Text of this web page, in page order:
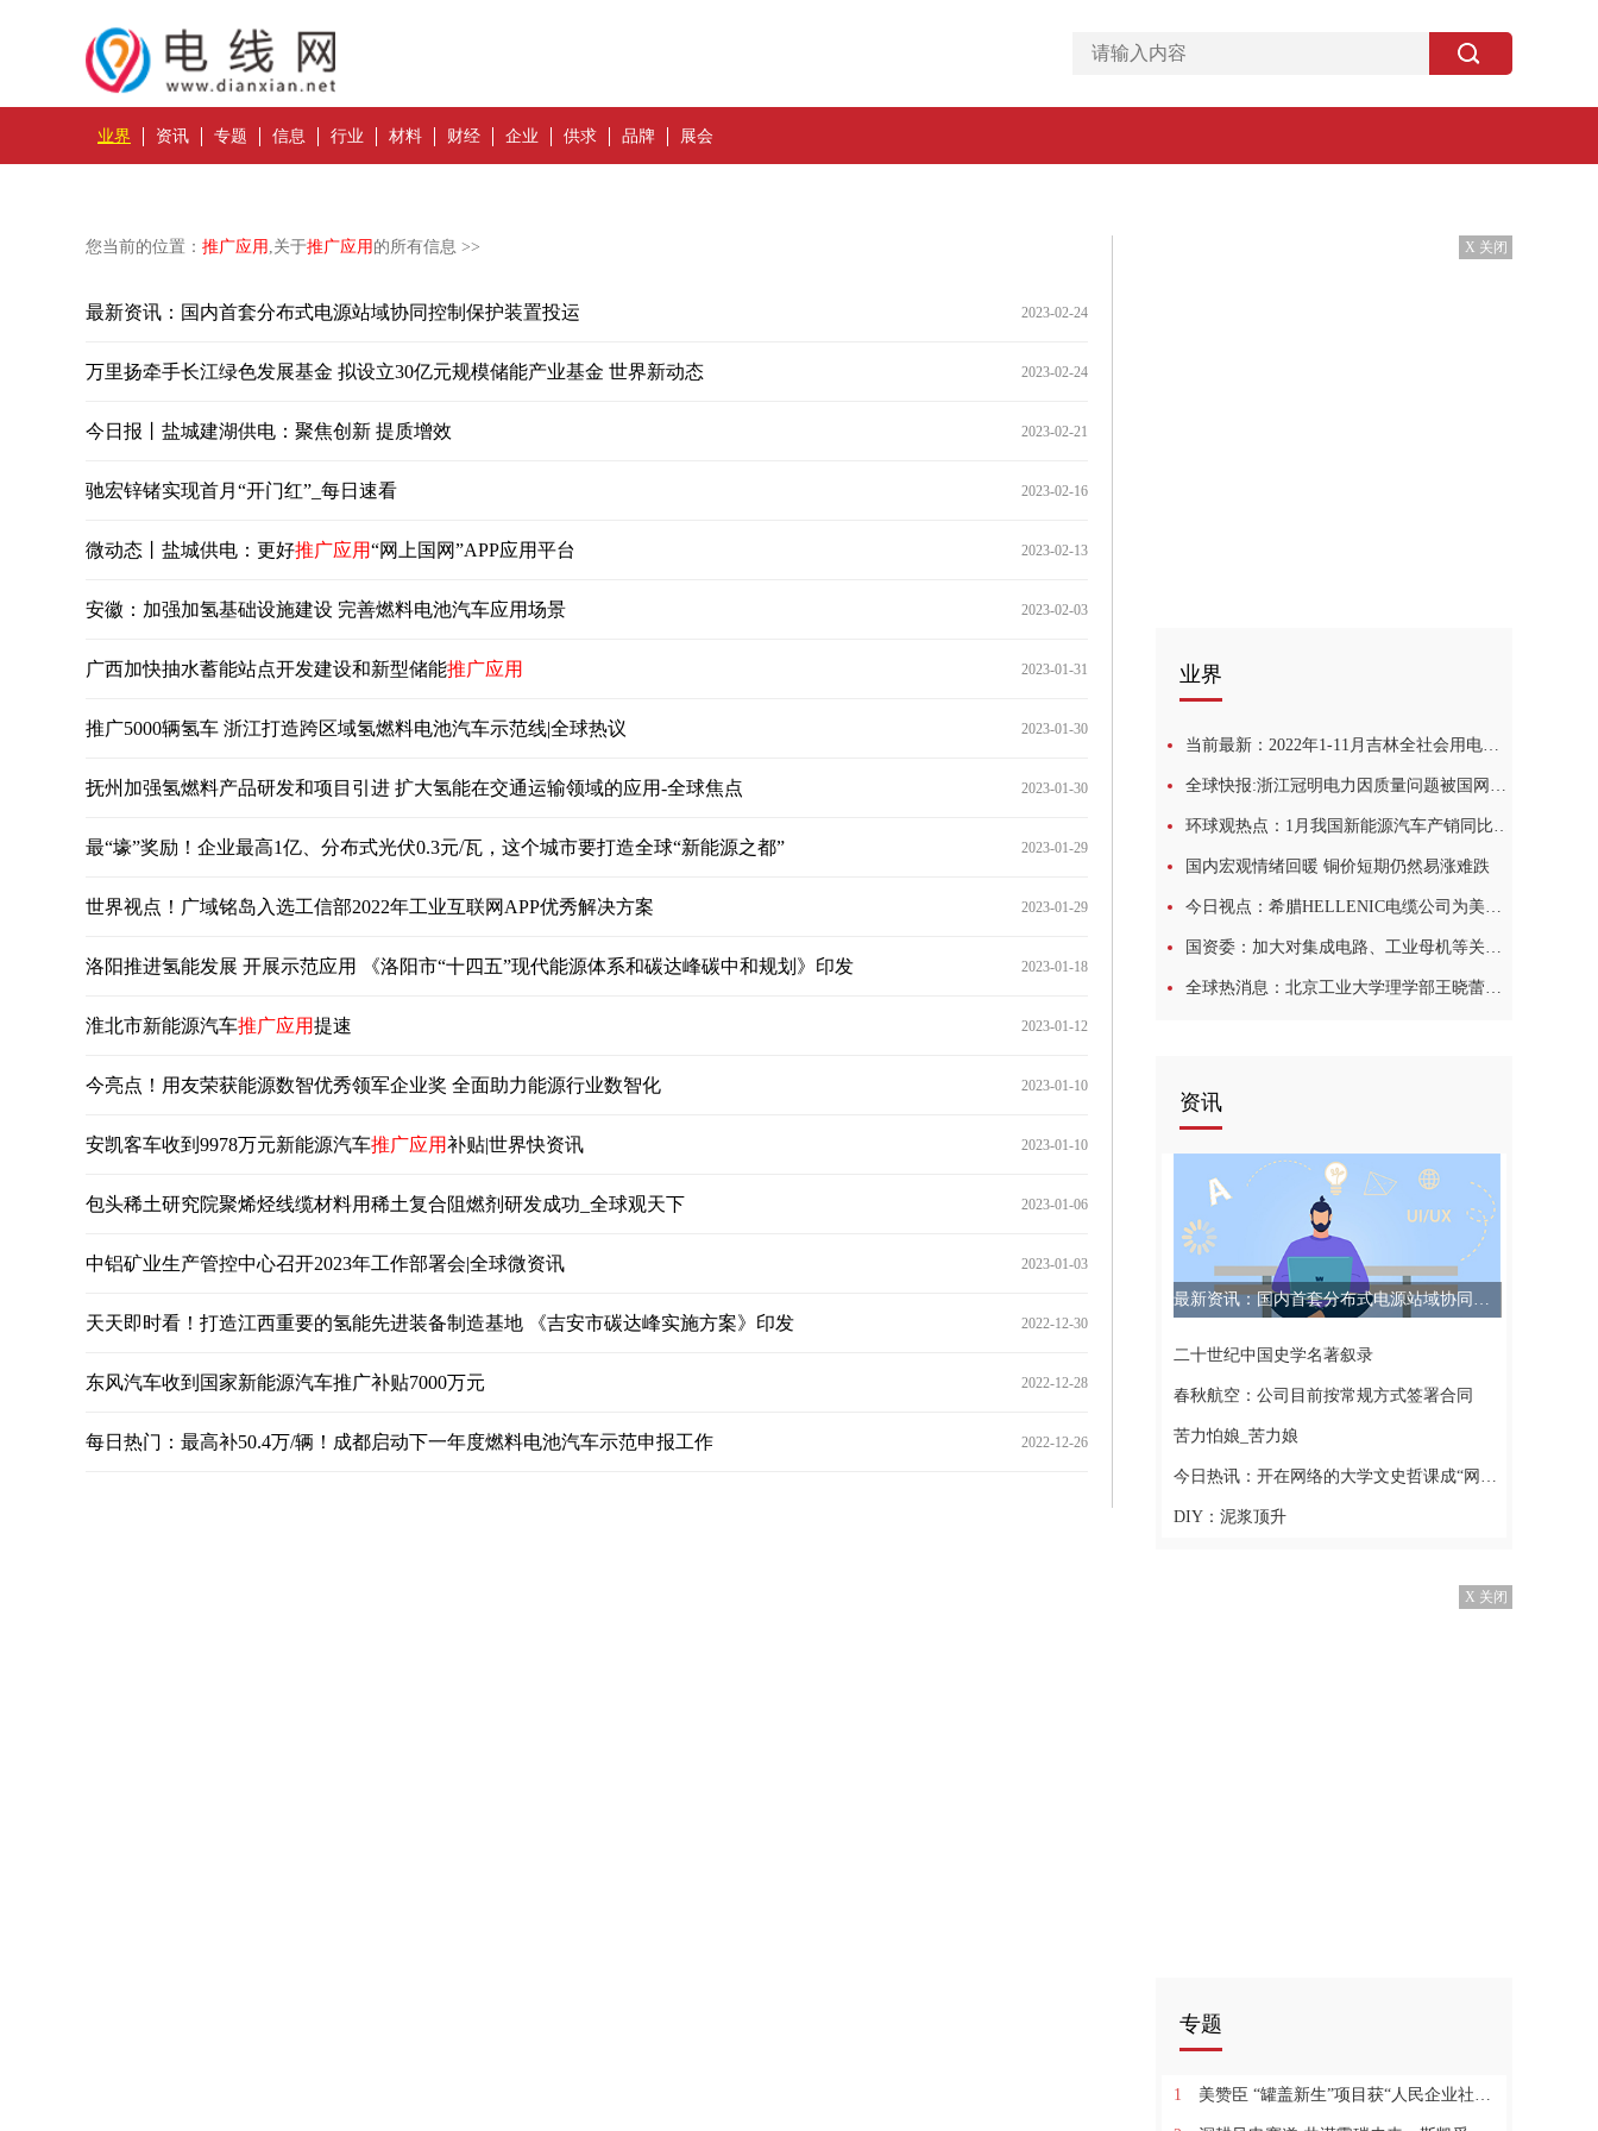
业界 资讯 专题 信息 行业 材料 财经 企业 供求 品牌 展会
您当前的位置： 推广应用 ,关于推广应用 的所有信息 >>
最新资讯：国内首套分布式电源站域协同控制保护装置投运 2023-02-24
万里扬牵手长江绿色发展基金 拟设立30亿元规模储能产业基金 世界新动态 2023-02-24
今日报丨盐城建湖供电：聚焦创新 提质增效 2023-02-21
驰宏锌锗实现首月“开门红”_每日速看 2023-02-16
微动态丨盐城供电：更好推广应用“网上国网”APP应用平台 2023-02-13
安徽：加强加氢基础设施建设 完善燃料电池汽车应用场景 2023-02-03
广西加快抽水蓄能站点开发建设和新型储能推广应用 2023-01-31
推广5000辆氢车 浙江打造跨区域氢燃料电池汽车示范线|全球热议 2023-01-30
抚州加强氢燃料产品研发和项目引进 扩大氢能在交通运输领域的应用-全球焦点 2023-01-30
最“壕”奖励！企业最高1亿、分布式光伏0.3元/瓦，这个城市要打造全球“新能源之都” 2023-01-29
世界视点！广域铭岛入选工信部2022年工业互联网APP优秀解决方案 2023-01-29
洛阳推进氢能发展 开展示范应用 《洛阳市“十四五”现代能源体系和碳达峰碳中和规划》印发 2023-01-18
淮北市新能源汽车推广应用提速 2023-01-12
今亮点！用友荣获能源数智优秀领军企业奖 全面助力能源行业数智化 2023-01-10
安凯客车收到9978万元新能源汽车推广应用补贴|世界快资讯 2023-01-10
包头稀土研究院聚烯烃线缆材料用稀土复合阻燃剂研发成功_全球观天下 2023-01-06
中铝矿业生产管控中心召开2023年工作部署会|全球微资讯 2023-01-03
天天即时看！打造江西重要的氢能先进装备制造基地 《吉安市碳达峰实施方案》印发 2022-12-30
东风汽车收到国家新能源汽车推广补贴7000万元 2022-12-28
每日热门：最高补50.4万/辆！成都启动下一年度燃料电池汽车示范申报工作 2022-12-26
X 关闭
业界
当前最新：2022年1-11月吉林全社会用电量766.31亿千瓦时 同比增1.2%
全球快报:浙江冠明电力因质量问题被国网暂停产品中标资格6个月
环球观热点：1月我国新能源汽车产销同比分别下降6.9%和6.3%
国内宏观情绪回暖 铜价短期仍然易涨难跌
今日视点：希腊HELLENIC电缆公司为美国两个海上风电项目提供阵列间电缆
国资委：加大对集成电路、工业母机等关键领域的科技投入-世界观天下
全球热消息：北京工业大学理学部王晓蕾副教授团队在磁-电多态存储器研究领域取得重要进展
资讯
最新资讯：国内首套分布式电源站域协同控制保护装置投运
二十世纪中国史学名著叙录
春秋航空：公司目前按常规方式签署合同
苦力怕娘_苦力娘
今日热讯：开在网络的大学文史哲课成“网红课”
DIY：泥浆顶升
X 关闭
专题
1 美赞臣 “罐盖新生”项目获“人民企业社会责任奖”等多项大奖